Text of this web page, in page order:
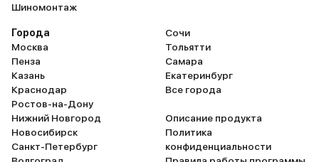
Шиномонтаж
Города
Москва
Пенза
Казань
Краснодар
Ростов-на-Дону
Нижний Новгород
Новосибирск
Санкт-Петербург
Сочи
Тольятти
Самара
Екатеринбург
Все города
Описание продукта
Политика
конфиденциальности